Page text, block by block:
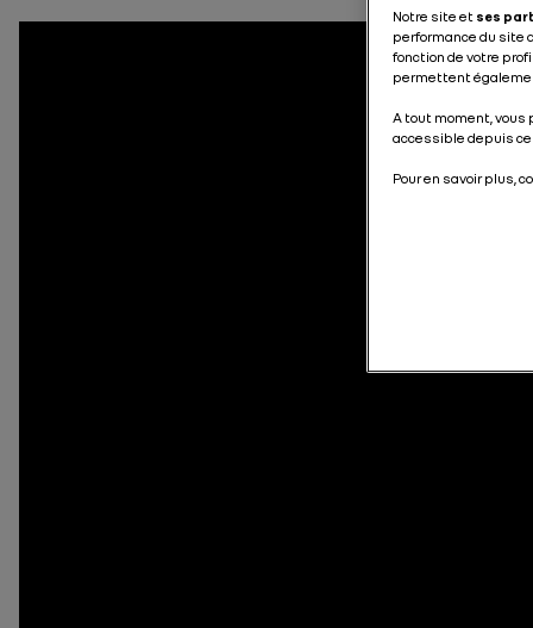
Notre site et ses
performance du site
fonction de votre
permettent
A tout moment, vous
accessible depuis
Pour en savoir plus,